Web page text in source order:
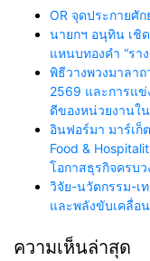
OR จุดประกายศั
นายกฯ อนุทิน เชิ
แหนบทองคำ “รา
พิธีวางพวงมาลา
2569 และการแ
ดีของหน่วยงานใ
อินฟอร์มา มาร์เก็
Food &
โอกาสธุรกิจครบ
วิจัย-นวัตกรรม-เ
และพลังขับเคลื่อ
ความเห็นล่าสุด